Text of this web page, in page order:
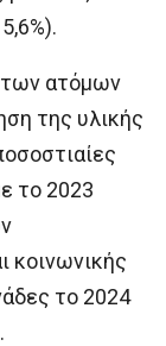
των ατόμων
της υλικής
το 2023
κοινωνικής
το 2024